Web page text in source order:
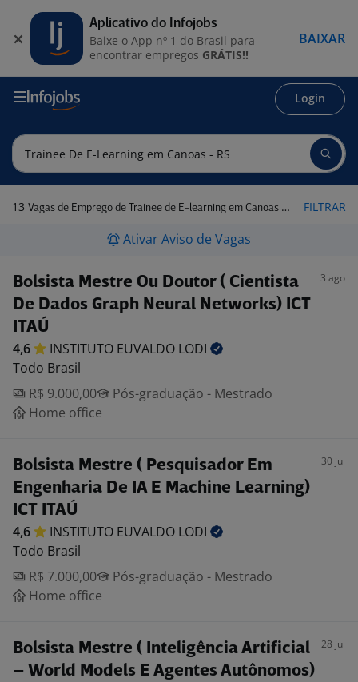
Login
13 Vagas de Emprego de Trainee de E-learning em Canoas - RS FILTRAR
Ativar Aviso de Vagas
Bolsista Mestre Ou Doutor ( Cientista
De Dados Graph Neural Networks) ICT
ITAÚ
3 ago
4,6 INSTITUTO EUVALDO LODI
Todo Brasil
R$ 9.000,00
Pós-graduação - Mestrado
Home office
Bolsista Mestre ( Pesquisador Em
Engenharia De IA E Machine Learning)
ICT ITAÚ
30 jul
4,6 INSTITUTO EUVALDO LODI
Todo Brasil
R$ 7.000,00
Pós-graduação - Mestrado
Home office
Bolsista Mestre ( Inteligência Artificial
– World Models E Agentes Autônomos)
28 jul
Aplicativo do Infojobs
Baixe o App nº 1 do Brasil para
encontrar empregos GRÁTIS!!
BAIXAR